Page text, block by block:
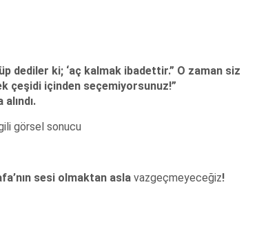
dediler ki; ‘aç kalmak ibadettir.” O zaman siz
çeşidi içinden seçemiyorsunuz!”
sesi olmaktan asla vazgeçmeyeceğiz!